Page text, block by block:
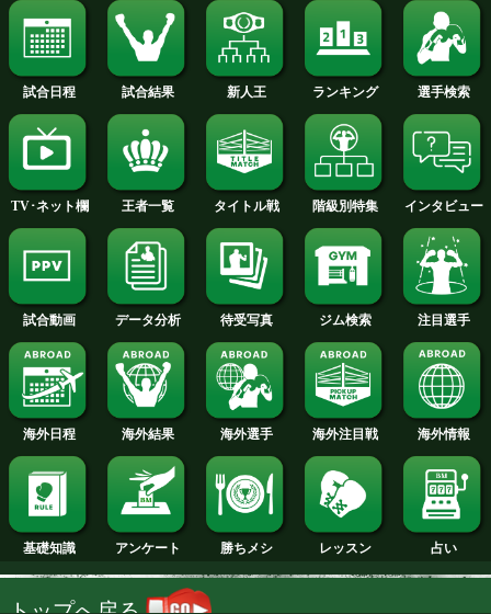
2015年
2014年
2013年
2012年
2011年
2010年
2009年